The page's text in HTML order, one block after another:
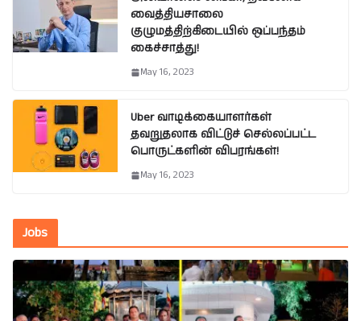
வைத்தியசாலை
குழுமத்திற்கிடையில் ஒப்பந்தம்
கைச்சாத்து!
May 16, 2023
Uber வாடிக்கையாளர்கள்
தவறுதலாக விட்டுச் செல்லப்பட்ட
பொருட்களின் விபரங்கள்!
May 16, 2023
Jobs